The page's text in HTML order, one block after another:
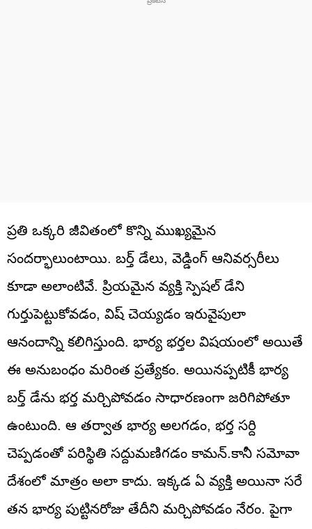
ప్రతి ఒక్కరి జీవితంలో కొన్ని ముఖ్యమైన
సందర్భాలుంటాయి. బర్త్ డేలు, వెడ్డింగ్ ఆనివర్సరీలు
కూడా అలాంటివే. ప్రియమైన వ్యక్తి స్పెషల్ డేని
గుర్తుపెట్టుకోవడం, విష్ చెయ్యడం ఇరువైపులా
ఆనందాన్ని కలిగిస్తుంది. భార్య భర్తల విషయంలో అయితే
ఈ అనుబంధం మరింత ప్రత్యేకం. అయినప్పటికీ భార్య
బర్త్ డేను భర్త మర్చిపోవడం సాధారణంగా జరిగిపోతూ
ఉంటుంది. ఆ తర్వాత భార్య అలగడం, భర్త సర్ది
చెప్పడంతో పరిస్థితి సద్దుమణిగడం కామన్.కానీ సమోవా
దేశంలో మాత్రం అలా కాదు. ఇక్కడ ఏ వ్యక్తి అయినా సరే
తన భార్య పుట్టినరోజు తేదీని మర్చిపోవడం నేరం. పైగా